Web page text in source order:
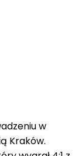
w
Kraków.